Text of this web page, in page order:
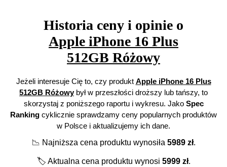
Historia ceny i opinie o
Apple iPhone 16 Plus
512GB Różowy
Jeżeli interesuje Cię to, czy produkt Apple iPhone 16 Plus
512GB Różowybył w przeszłości droższy lub tańszy, to
skorzystaj z poniższego raportu i wykresu. Jako Spec
Ranking cyklicznie sprawdzamy ceny popularnych produktów
w Polsce i aktualizujemy ich dane.
📉 Najniższa cena produktu wynosiła 5989zł.
🏷️ Aktualna cena produktu wynosi 5999zł.